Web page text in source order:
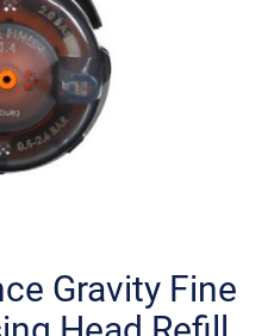
Gravity Fine